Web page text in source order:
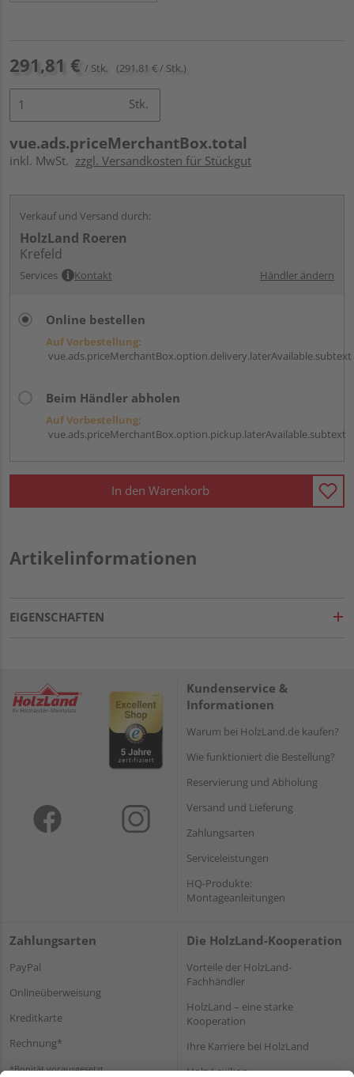
291,81 € / Stk. (291,81 € / Stk.)
Stk.
vue.ads.priceMerchantBox.total
inkl. MwSt. zzgl. Versandkosten für Stückgut
Verkauf und Versand durch:
HolzLand Roeren
Krefeld
Services Kontakt Händler ändern
Online bestellen
Auf Vorbestellung:
vue.ads.priceMerchantBox.option.delivery.laterAvailable.subtext
Beim Händler abholen
Auf Vorbestellung:
vue.ads.priceMerchantBox.option.pickup.laterAvailable.subtext
In den Warenkorb
Artikelinformationen
EIGENSCHAFTEN
Kundenservice &
Informationen
Warum bei HolzLand.de kaufen?
Wie funktioniert die Bestellung?
Reservierung und Abholung
Versand und Lieferung
Zahlungsarten
Serviceleistungen
HQ-Produkte:
Montageanleitungen
Zahlungsarten
PayPal
Onlineüberweisung
Kreditkarte
Rechnung*
*Bonität vorausgesetzt
Die HolzLand-Kooperation
Vorteile der HolzLand-
Fachhändler
HolzLand – eine starke
Kooperation
Ihre Karriere bei HolzLand
Holz-Lexikon